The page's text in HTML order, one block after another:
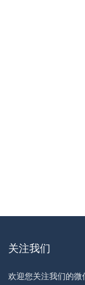
关注我们
欢迎您关注我们的微